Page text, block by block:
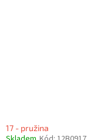
17 - pružina